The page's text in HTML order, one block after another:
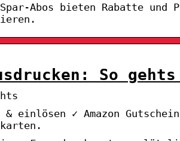
Spar-Abos bieten Rabatte
So gehts
& einlösen ✓ Amazon